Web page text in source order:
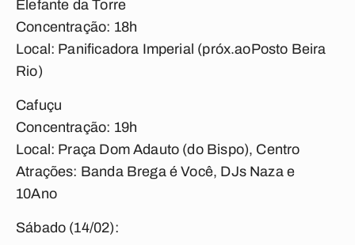
Elefante da Torre
Concentração: 18h
Local: Panificadora Imperial (próx.aoPosto Beira
Rio)
Cafuçu
Concentração: 19h
Local: Praça Dom Adauto (do Bispo), Centro
Atrações: Banda Brega é Você, DJs Naza e
10Ano
Sábado (14/02):